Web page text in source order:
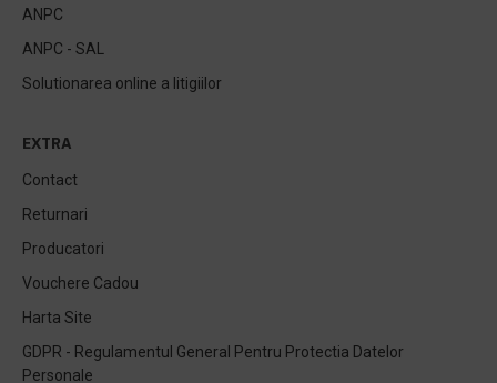
ANPC
ANPC - SAL
Solutionarea online a litigiilor
EXTRA
Contact
Returnari
Producatori
Vouchere Cadou
Harta Site
GDPR - Regulamentul General Pentru Protectia Datelor
Personale